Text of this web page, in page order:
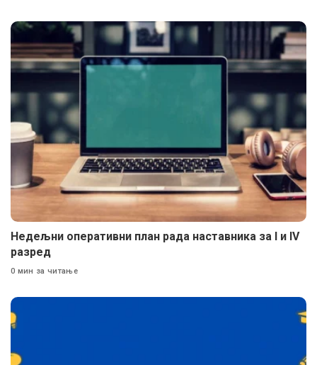
Недељни оперативни план рада наставника за I и IV
разред
0 мин за читање